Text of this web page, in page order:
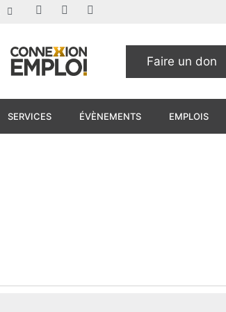
Faire un don
SERVICES ÉVÈNEMENTS EMPLOIS